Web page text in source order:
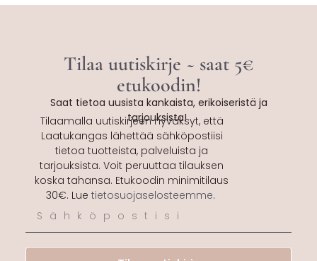
Tilaa uutiskirje ~ saat 5€
etukoodin!
Saat tietoa uusista kankaista, erikoiseristä ja
tarjouksista!
Tilaamalla uutiskirjeen hyväksyt, että
Laatukangas lähettää sähköpostiisi
tietoa tuotteista, palveluista ja
tarjouksista. Voit peruuttaa tilauksen
koska tahansa. Etukoodin minimitilaus
30€. Lue tietosuojaselosteemme.